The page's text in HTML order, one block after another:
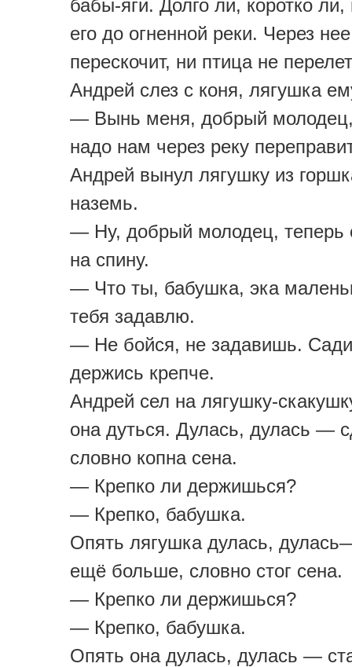
бабы-яги. Долго ли, коротко
его до огненной реки. Через
перескочит, ни птица не
Андрей слез с коня, лягушка
— Вынь меня, добрый молодец,
надо нам через реку
Андрей вынул лягушку из
наземь.
— Ну, добрый молодец, теперь
на спину.
— Что ты, бабушка, эка
тебя задавлю.
— Не бойся, не задавишь.
держись крепче.
Андрей сел на лягушку-
она дуться. Дулась, дулась —
словно копна сена.
— Крепко ли держишься?
— Крепко, бабушка.
Опять лягушка дулась,
ещё больше, словно стог сена.
— Крепко ли держишься?
— Крепко, бабушка.
Опять она дулась, дулась —